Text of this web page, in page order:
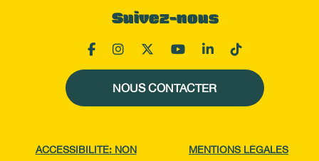
Suivez-nous
NOUS CONTACTER
ACCESSIBILITÉ: NON
MENTIONS LÉGALES